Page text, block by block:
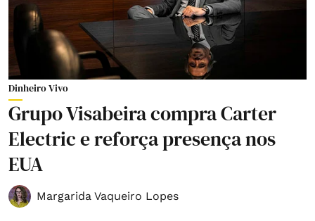
Dinheiro Vivo
Grupo Visabeira compra Carter
Electric e reforça presença nos
EUA
Margarida Vaqueiro Lopes